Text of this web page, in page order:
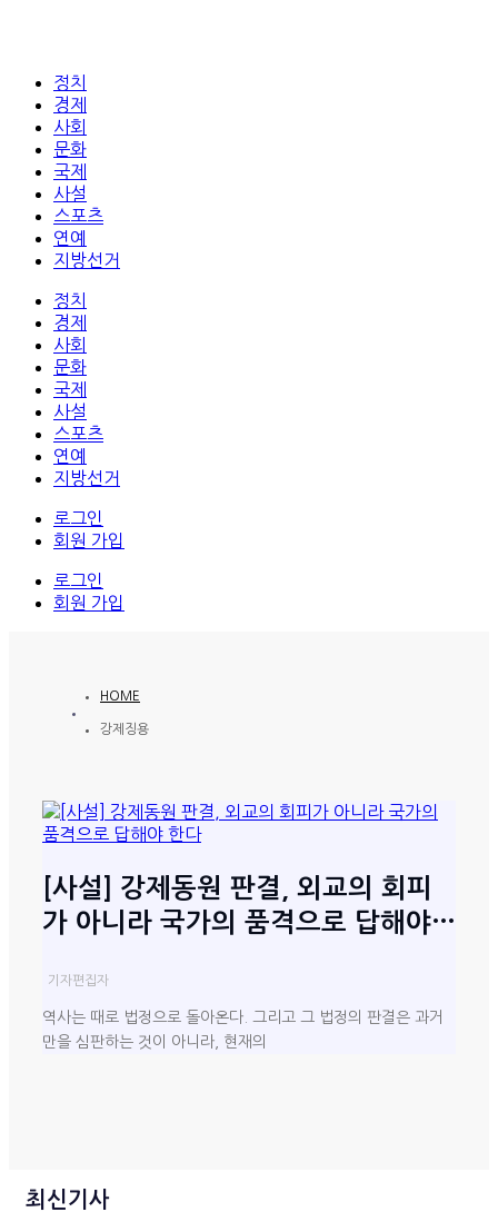
정치
경제
사회
문화
국제
사설
스포츠
연예
지방선거
정치
경제
사회
문화
국제
사설
스포츠
연예
지방선거
로그인
회원 가입
로그인
회원 가입
HOME
강제징용
[사설] 강제동원 판결, 외교의 회피
가 아니라 국가의 품격으로 답해야…
기자편집자
역사는 때로 법정으로 돌아온다. 그리고 그 법정의 판결은 과거
만을 심판하는 것이 아니라, 현재의
최신기사